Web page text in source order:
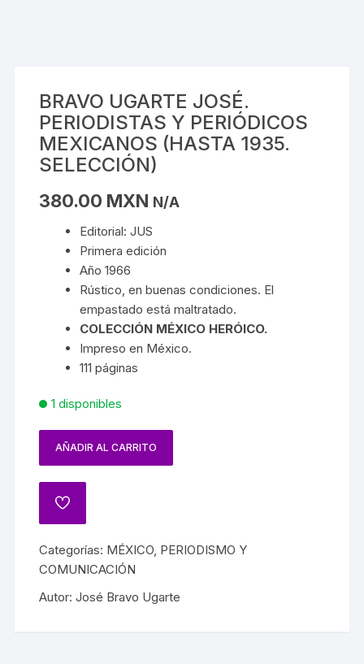
BRAVO UGARTE JOSÉ.
PERIODISTAS Y PERIÓDICOS
MEXICANOS (HASTA 1935.
SELECCIÓN)
380.00 MXN N/A
Editorial: JUS
Primera edición
Año 1966
Rústico, en buenas condiciones. El
empastado está maltratado.
COLECCIÓN MÉXICO HERÓICO.
Impreso en México.
111 páginas
1 disponibles
AÑADIR AL CARRITO
Categorías: MÉXICO, PERIODISMO Y
COMUNICACIÓN
Autor:José Bravo Ugarte